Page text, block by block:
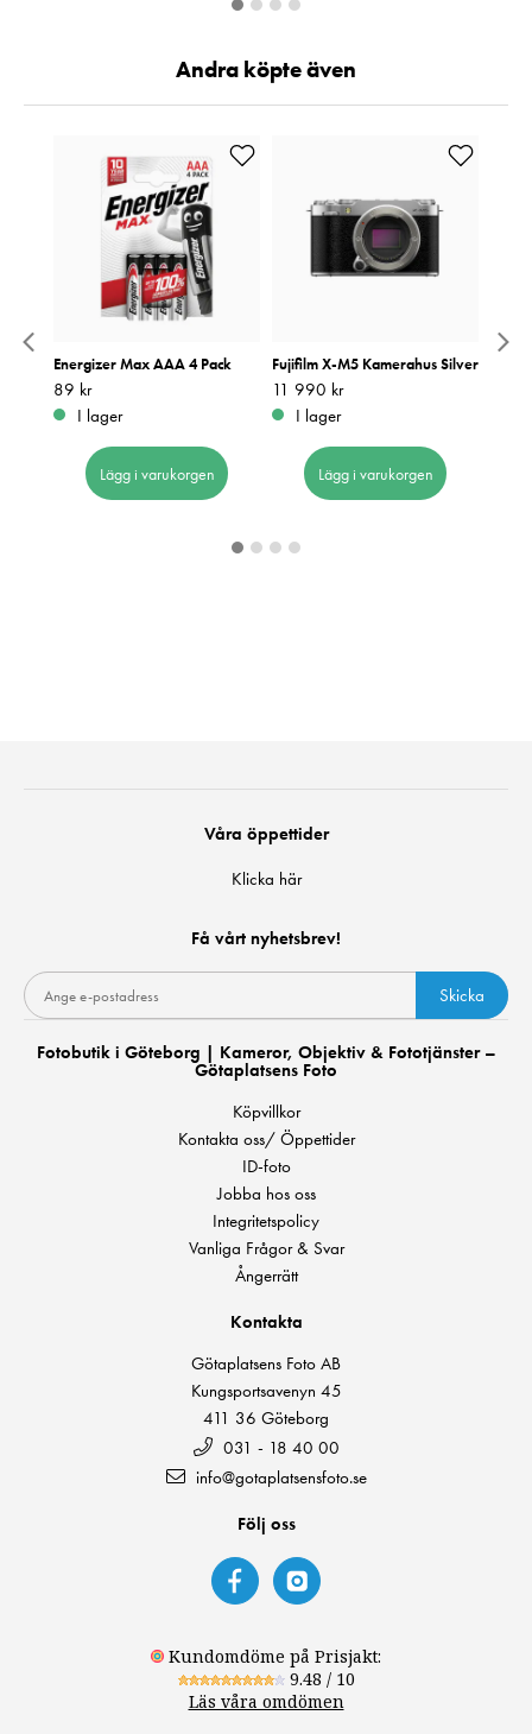
Andra köpte även
Energizer Max AAA 4 Pack
Pris :89 kr
89 kr
I lager
Lägg i varukorgen
Fujifilm X-M5 Kamerahus Silver
Pris:11 990 kr
11 990 kr
I lager
Lägg i varukorgen
Våra öppettider
Klicka här
Få vårt nyhetsbrev!
Skicka
Fotobutik i Göteborg | Kameror, Objektiv & Fototjänster –
Götaplatsens Foto
Köpvillkor
Kontakta oss/ Öppettider
ID-foto
Jobba hos oss
Integritetspolicy
Vanliga Frågor & Svar
Ångerrätt
Kontakta
Götaplatsens Foto AB
Kungsportsavenyn 45
411 36 Göteborg
031 - 18 40 00
info@gotaplatsensfoto.se
Följ oss